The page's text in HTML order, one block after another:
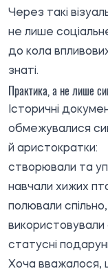
Через такі
не лише
до кола
знаті.
Практика, а не лише
Історичні
обмежувалися
й аристократки:
створювали та
навчали хижих
полювали спільно,
використовували
статусні
Хоча вважалося,